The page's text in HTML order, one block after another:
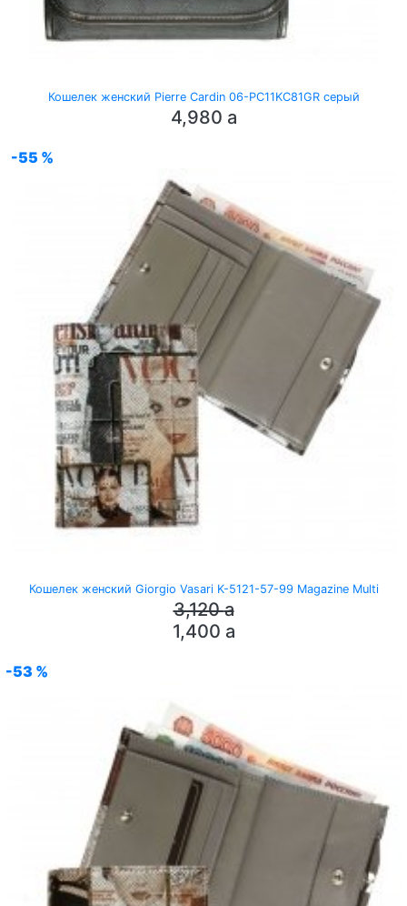
Кошелек женский Pierre Cardin 06-PC11KC81GR серый
4,980 a
-55 %
Кошелек женский Giorgio Vasari K-5121-57-99 Magazine Multi
3,120a
1,400 a
-53 %